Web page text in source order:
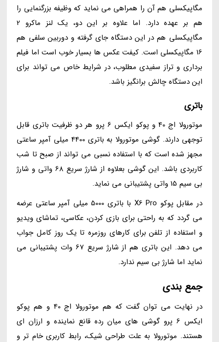
مگاپیکسلی هم آن را همراهی می نماید که وظیفه بزرگنمایی را
هم بر عهده دارد. اما علاوه بر این دو، یک لنز ماکرو 2
مگاپیکسلی هم در این دستگاه جای گرفته و دوربین سلفی هم
16 مگاپیکسلی است. کیفت عکس ها بسیار خوب است اما فیلم
برداری و تراز سفیدی مطلوب، در شرایط خاص می تواند برای
این دستگاه چالش برانگیز باشد.
باتری
موتورولا اج 40 و پوکو ایکس 6 پرو هر دو ظرفیت باتری قابل
توجهی دارند. گوشی موتورولا به باتری 4400 میلی آمپر ساعتی
مجهز شده است که با استفاده نسبی می تواند از صبح تا شب
کاربردی باشد. این گوشی بعلاوه از شارژ سریع 68 واتی و شارژ
بی سیم 15 واتی پشتیبانی می نماید.
در مقابل پوکو X6 Pro با باتری 5000 میلی آمپر ساعتی عرضه
می گردد که به راحتی برای بازی کردن، عکاسی، تماشای ویدیو
و استفاده از تلفن برای کارهای روزمره تا یک روز کامل جواب
می دهد. این باتری هم از شارژ سریع 67 وات پشتیبانی می
نماید اما شارژ بی سیم ندارد.
جمع بندی
در نهایت می توان گفت که هم موتورولا اج 40 و هم پوکو
ایکس 6 پرو گوشی های میان رده قانع نماینده و ارزان ای
هستند. موتورولا به علت طراحی شیک، رابط کاربری خام تر و